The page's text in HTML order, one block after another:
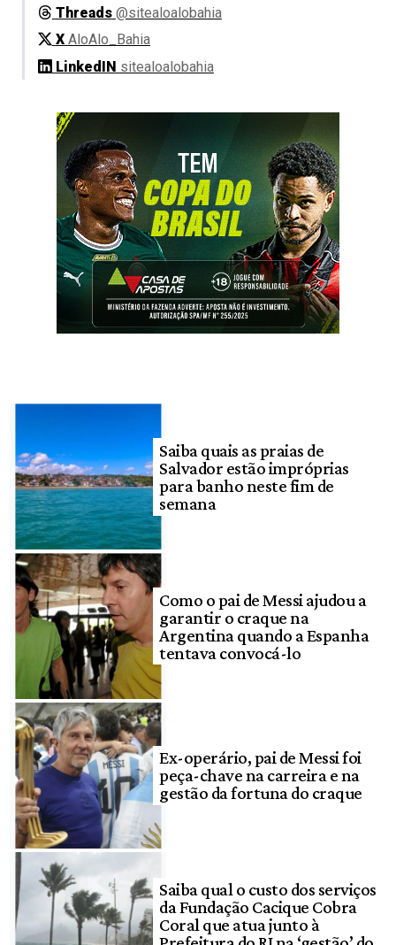
Threads @sitealoalobahia
X AloAlo_Bahia
LinkedIN sitealoalobahia
Saiba quais as praias de
Salvador estão impróprias
para banho neste fim de
semana
Como o pai de Messi ajudou a
garantir o craque na
Argentina quando a Espanha
tentava convocá-lo
Ex-operário, pai de Messi foi
peça-chave na carreira e na
gestão da fortuna do craque
Saiba qual o custo dos serviços
da Fundação Cacique Cobra
Coral que atua junto à